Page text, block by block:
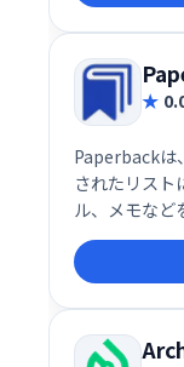
Paperbackは
されたリスト
ル、メモなど
的に管理で
要な情報を簡